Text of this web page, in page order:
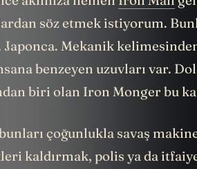
söz etmek istiyorum.
Japonca. Mekanik
benzeyen uzuvları var.
biri olan Iron Monger bu
çoğunlukla savaş
kaldırmak, polis ya da